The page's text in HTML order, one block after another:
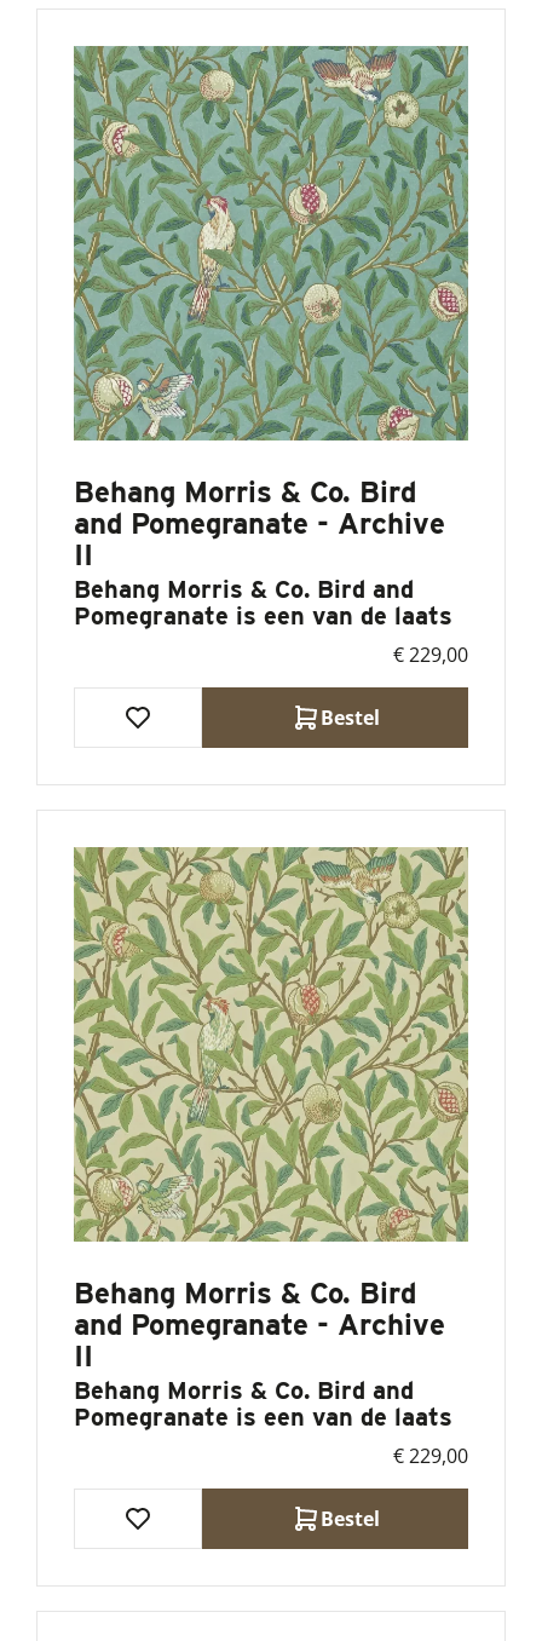
Behang Morris & Co. Bird
and Pomegranate - Archive
II
Behang Morris & Co. Bird and
Pomegranate is een van de laats
€ 229,00
Bestel
Behang Morris & Co. Bird
and Pomegranate - Archive
II
Behang Morris & Co. Bird and
Pomegranate is een van de laats
€ 229,00
Bestel